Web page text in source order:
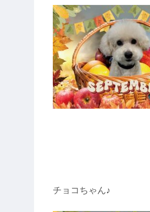
チョコちゃん♪